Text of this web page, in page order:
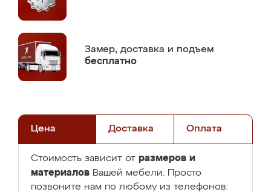
Замер, доставка и подъем
бесплатно
Цена Доставка Оплата
Стоимость зависит от размеров и
материалов Вашей мебели. Просто
позвоните нам по любому из телефонов: